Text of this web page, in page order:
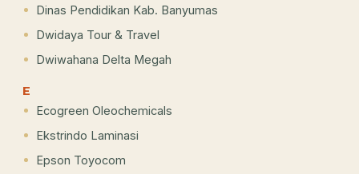
Dinas Pendidikan Kab. Banyumas
Dwidaya Tour & Travel
Dwiwahana Delta Megah
E
Ecogreen Oleochemicals
Ekstrindo Laminasi
Epson Toyocom